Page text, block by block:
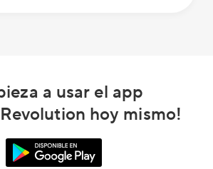
a usar el app
hoy mismo!